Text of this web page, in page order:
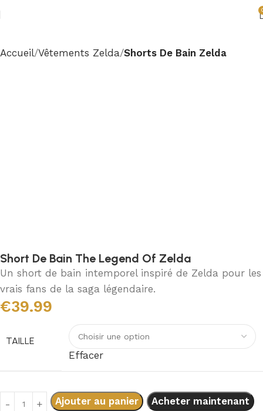
Accueil Vêtements Zelda Shorts De Bain Zelda
Short De Bain The Legend Of Zelda
Un short de bain intemporel inspiré de Zelda pour les
vrais fans de la saga légendaire.
€39.99
TAILLE
Effacer
Ajouter au panier
Acheter maintenant